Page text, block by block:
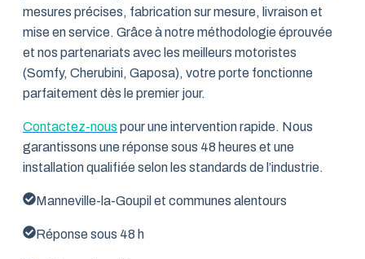
mesures précises, fabrication sur mesure, livraison et
mise en service. Grâce à notre méthodologie éprouvée
et nos partenariats avec les meilleurs motoristes
(Somfy, Cherubini, Gaposa), votre porte fonctionne
parfaitement dès le premier jour.
Contactez-nous pour une intervention rapide. Nous
garantissons une réponse sous 48 heures et une
installation qualifiée selon les standards de l’industrie.
Manneville-la-Goupil et communes alentours
Réponse sous 48 h